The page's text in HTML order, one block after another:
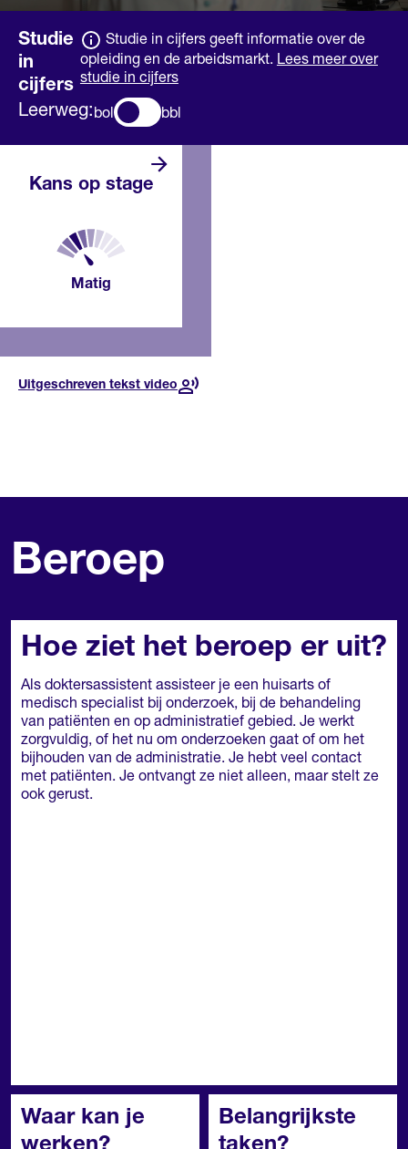
Studie
in
cijfers
Studie in cijfers geeft informatie over de
opleiding en de arbeidsmarkt. Lees meer over
studie in cijfers
Leerweg: bol bbl
Kans op stage
Matig
zoveel
zijn om een stage
te vinden.
Misschien moet je
bij een paar
solliciteren. Aan
moeilijker een
Voor deze opleiding, in dit
jaar
Lees meer over de
Uitgeschreven tekst video
Beroep
Hoe ziet het beroep er uit?
Als doktersassistent assisteer je een huisarts of
medisch specialist bij onderzoek, bij de behandeling
van patiënten en op administratief gebied. Je werkt
zorgvuldig, of het nu om onderzoeken gaat of om het
bijhouden van de administratie. Je hebt veel contact
met patiënten. Je ontvangt ze niet alleen, maar stelt ze
ook gerust.
Waar kan je
Belangrijkste